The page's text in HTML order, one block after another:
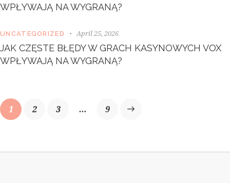
WPŁYWAJĄ NA WYGRANĄ?
UNCATEGORIZED April 25, 2026
JAK CZĘSTE BŁĘDY W GRACH KASYNOWYCH VOX
WPŁYWAJĄ NA WYGRANĄ?
1 2 3 … 9
>